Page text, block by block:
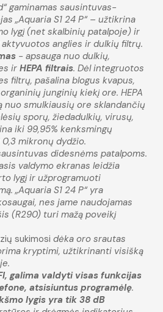
gaminamas sausintuvas-
„Aquaria S1 24 P“ – užtikrina
lygį (net skalbinių patalpoje) ir
anglies ir dulkių filtrų.
- apsauga nuo dulkių,
ir HEPA filtrais. Dėl integruotos
filtrų, pašalina blogus kvapus,
junginių kiekį ore. HEPA
nuo smulkiausių ore sklandančių
sporų, žiedadulkių, virusų,
iki 99,95% kenksmingų
mikronų dydžio.
didesnėms patalpoms.‎
valdymo ekranas leidžia
lygį ir užprogramuoti
„Aquaria S1 24 P“ yra
nes jame naudojamas
(R290) turi mažą poveikį
sukimosi dėka oro srautas
kryptimi, užtikrinanti visišką
galima valdyti visas funkcijas
atsisiuntus programėlę.
lygis yra tik 38 dB